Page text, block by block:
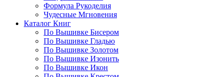
Формула Рукоделия
Чудесные Мгновения
Каталог Книг
По Вышивке Бисером
По Вышивке Гладью
По Вышивке Золотом
По Вышивке Изонить
По Вышивке Икон